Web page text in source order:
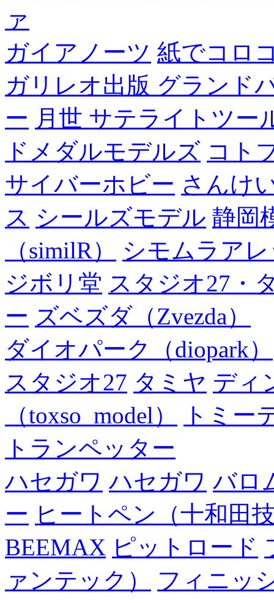
ァ
ガイアノーツ 紙でコロ
ガリレオ出版 グランド
ー 月世 サテライトツー
ドメダルモデルズ コト
サイバーホビー さんけ
ス シールズモデル 静岡
（similR）
シモムラア
ジボリ堂 スタジオ27・
ー ズベズダ（Zvezda）
ダイオパーク（diopark）
スタジオ27 タミヤ ディ
（toxso_model）
トミー
トランペッター
ハセガワ ハセガワ バロ
ー ヒートペン（十和田
BEEMAX ピットロード
ァンテック）
フィニッ